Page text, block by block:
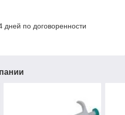
дней по договоренности